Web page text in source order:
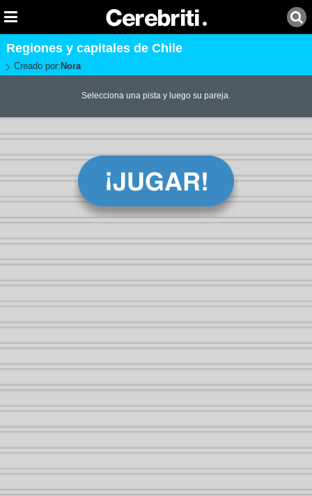
Regiones y capitales de Chile
Creado por: Nora
Selecciona una pista y luego su pareja.